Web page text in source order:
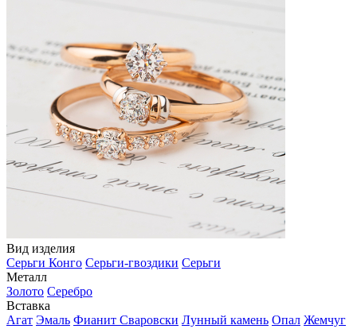
Вид изделия
Серьги Конго Серьги-гвоздики Серьги
Металл
Золото Серебро
Вставка
Агат Эмаль Фианит Сваровски Лунный камень Опал Жемчуг